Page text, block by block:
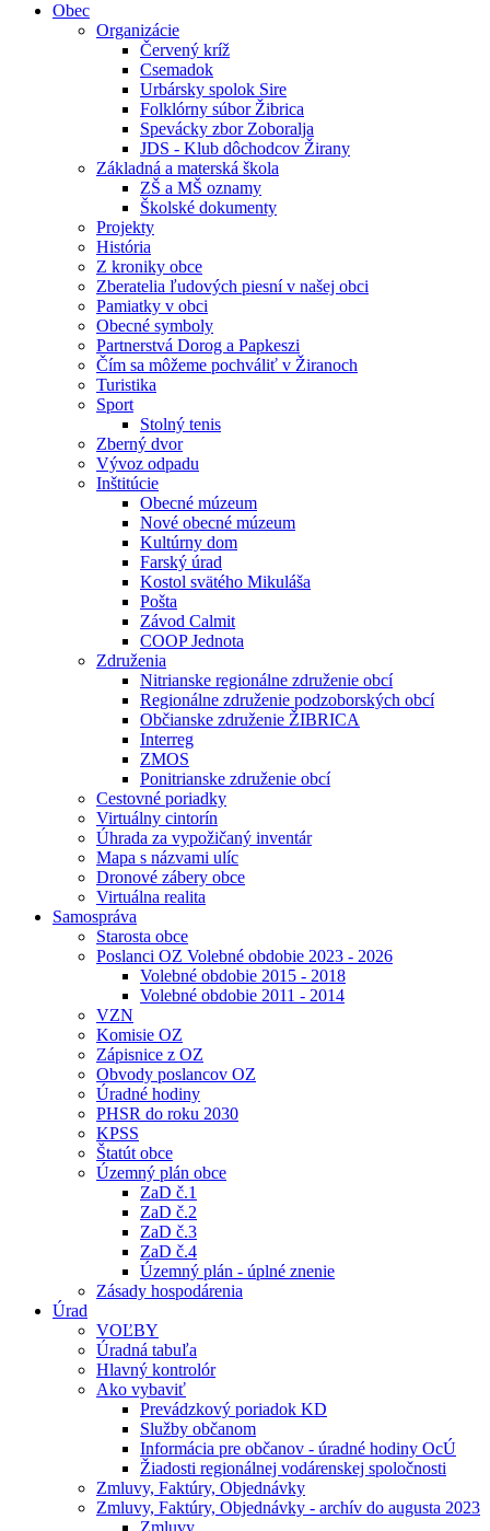
Obec
Organizácie
Červený kríž
Csemadok
Urbársky spolok Sire
Folklórny súbor Žibrica
Spevácky zbor Zoboralja
JDS - Klub dôchodcov Žirany
Základná a materská škola
ZŠ a MŠ oznamy
Školské dokumenty
Projekty
História
Z kroniky obce
Zberatelia ľudových piesní v našej obci
Pamiatky v obci
Obecné symboly
Partnerstvá Dorog a Papkeszi
Čím sa môžeme pochváliť v Žiranoch
Turistika
Sport
Stolný tenis
Zberný dvor
Vývoz odpadu
Inštitúcie
Obecné múzeum
Nové obecné múzeum
Kultúrny dom
Farský úrad
Kostol svätého Mikuláša
Pošta
Závod Calmit
COOP Jednota
Združenia
Nitrianske regionálne združenie obcí
Regionálne združenie podzoborských obcí
Občianske združenie ŽIBRICA
Interreg
ZMOS
Ponitrianske združenie obcí
Cestovné poriadky
Virtuálny cintorín
Úhrada za vypožičaný inventár
Mapa s názvami ulíc
Dronové zábery obce
Virtuálna realita
Samospráva
Starosta obce
Poslanci OZ Volebné obdobie 2023 - 2026
Volebné obdobie 2015 - 2018
Volebné obdobie 2011 - 2014
VZN
Komisie OZ
Zápisnice z OZ
Obvody poslancov OZ
Úradné hodiny
PHSR do roku 2030
KPSS
Štatút obce
Územný plán obce
ZaD č.1
ZaD č.2
ZaD č.3
ZaD č.4
Územný plán - úplné znenie
Zásady hospodárenia
Úrad
VOĽBY
Úradná tabuľa
Hlavný kontrolór
Ako vybaviť
Prevádzkový poriadok KD
Služby občanom
Informácia pre občanov - úradné hodiny OcÚ
Žiadosti regionálnej vodárenskej spoločnosti
Zmluvy, Faktúry, Objednávky
Zmluvy, Faktúry, Objednávky - archív do augusta 2023
Zmluvy